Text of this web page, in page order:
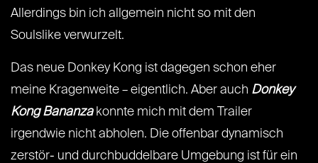
Allerdings bin ich allgemein nicht so mit den
Soulslike verwurzelt.
Das neue Donkey Kong ist dagegen schon eher
meine Kragenweite – eigentlich. Aber auch Donkey
Kong Bananzakonnte mich mit dem Trailer
irgendwie nicht abholen. Die offenbar dynamisch
zerstör- und durchbuddelbare Umgebung ist für ein